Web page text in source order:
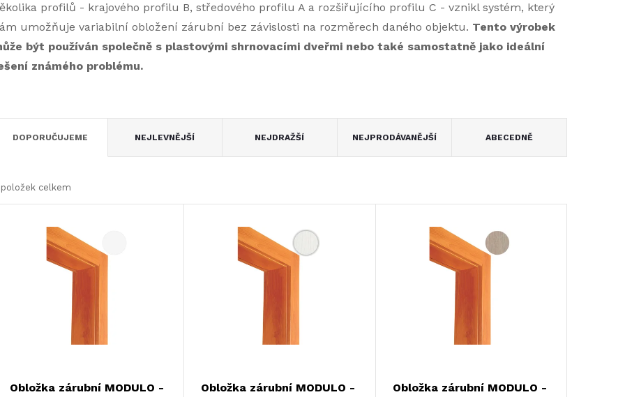
profilů - krajového profilu B, středového profilu A a rozšiřujícího profilu C - vznikl systém, který
umožňuje variabilní obložení zárubní bez závislosti na rozměrech daného objektu. Tento výrobek
být používán společně s plastovými shrnovacími dveřmi nebo také samostatně jako ideální
známého problému.
DOPORUČUJEME NEJLEVNĚJŠÍ NEJDRAŽŠÍ NEJPRODÁVANĚJŠÍ ABECEDNĚ
celkem
Obložka zárubní MODULO -
Obložka zárubní MODULO -
Obložka zárubní MODULO -